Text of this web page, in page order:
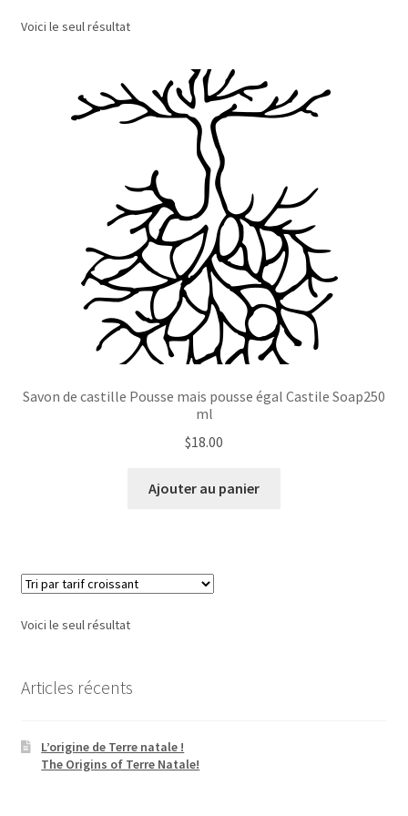
Commande/Checkout
Conditions de vente/Terms of service
Événements/Events
Mon compte/My account
My custom checkout page
Voici le seul résultat
Savon de castille Pousse mais pousse égal Castile Soap250
ml
$18.00
Ajouter au panier
Voici le seul résultat
Articles récents
L’origine de Terre natale !
The Origins of Terre Natale!